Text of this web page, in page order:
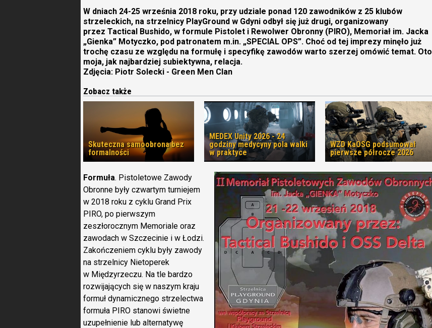
W dniach 24-25 września 2018 roku, przy udziale ponad 120 zawodników z 25 klubów
strzeleckich, na strzelnicy PlayGround w Gdyni odbył się już drugi, organizowany
przez Tactical Bushido, w formule Pistolet i Rewolwer Obronny (PIRO), Memoriał im. Jacka
„Gienka” Motyczko, pod patronatem m.in. „SPECIAL OPS”. Choć od tej imprezy minęło już
trochę czasu ze względu na formułę i specyfikę zawodów warto szerzej omówić temat. Oto
moja, jak najbardziej subiektywna, relacja.
Zdjęcia: Piotr Solecki - Green Men Clan
Zobacz także
Skuteczna samoobrona bez
formalności
MEDEX Unity 2026 - 24
godziny medycyny pola walki
w praktyce
WZD KaOSG podsumował
pierwsze półrocze 2026
Formuła. Pistoletowe Zawody
Obronne były czwartym turniejem
w 2018 roku z cyklu Grand Prix
PIRO, po pierwszym
zeszłorocznym Memoriale oraz
zawodach w Szczecinie i w Łodzi.
Zakończeniem cyklu były zawody
na strzelnicy Nietoperek
w Międzyrzeczu. Na tle bardzo
rozwijających się w naszym kraju
formuł dynamicznego strzelectwa
formuła PIRO stanowi świetne
uzupełnienie lub alternatywę